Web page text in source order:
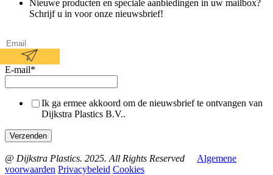
Nieuwe producten en speciale aanbiedingen in uw mailbox?
Schrijf u in voor onze nieuwsbrief!
E-mail*
Ik ga ermee akkoord om de nieuwsbrief te ontvangen van
Dijkstra Plastics B.V..
@ Dijkstra Plastics. 2025. All Rights Reserved
Algemene
voorwaarden Privacybeleid Cookies